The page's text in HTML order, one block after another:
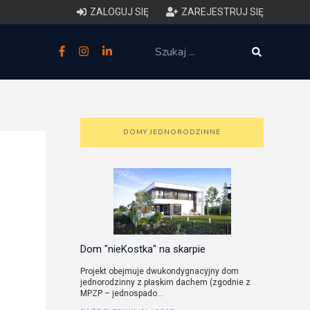
ZALOGUJ SIĘ ZAREJESTRUJ SIĘ
zakres i forma projektu
przestrzennym
DOMY JEDNORODZINNE
Dom "nieKostka" na skarpie
Projekt obejmuje dwukondygnacyjny dom
jednorodzinny z płaskim dachem (zgodnie z
MPZP – jednospado...